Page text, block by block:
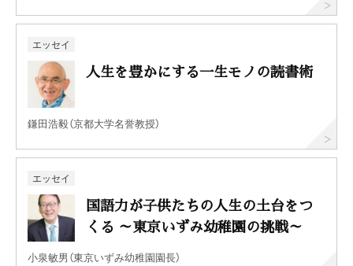
エッセイ
人生を豊かにする一生モノの読書術
鎌田浩毅（京都大学名誉教授）
エッセイ
国語力が子供たちの人生の土台をつ
くる ～東京いずみ幼稚園の挑戦～
小泉敏男（東京いずみ幼稚園園長）